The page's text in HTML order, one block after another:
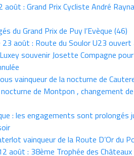
août : Grand Prix Cycliste André
du Grand Prix de Puy l’Evèque (46)
23 août : Route du Soulor U23 ouvert
souvenir Josette Compagne
vainqueur de la nocturne de
de Montpon , changement
: les engagements sont prolongés
vainqueur de la Route D’Or du
août : 38ème Trophée des Châteaux